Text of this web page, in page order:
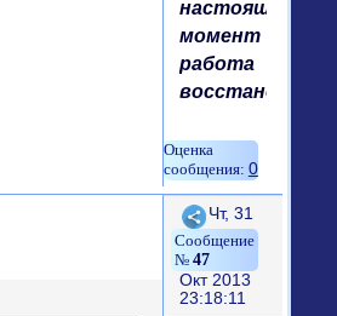
настоящий
момент
работа
0
Поделиться
47
Чт, 31
Окт 2013
23:18:11